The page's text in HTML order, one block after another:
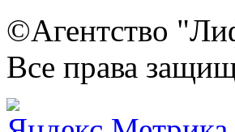
©Агентство
Все права